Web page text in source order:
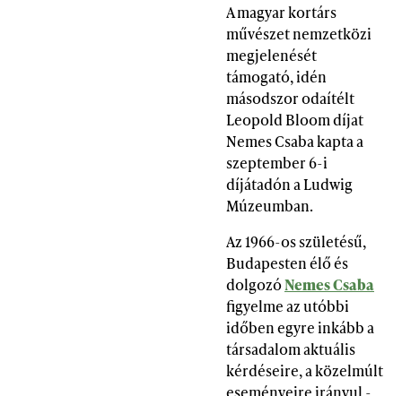
A magyar kortárs
művészet nemzetközi
megjelenését
támogató, idén
másodszor odaítélt
Leopold Bloom díjat
Nemes Csaba kapta a
szeptember 6-i
díjátadón a Ludwig
Múzeumban.
Az 1966-os születésű,
Budapesten élő és
dolgozóNemes Csaba
figyelme az utóbbi
időben egyre inkább a
társadalom aktuális
kérdéseire, a közelmúlt